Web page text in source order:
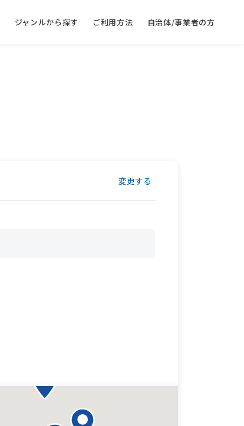
ジャンルから探す ご利用方法 自治体/事業者の方
変更する